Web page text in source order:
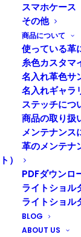
スマホケース
その他
商品について
使っている革
糸色カスタマ
名入れ革色サ
名入れギャラ
ステッチにつ
商品の取り扱
メンテナンス
革のメンテ
ト）
PDFダウンロ
ライトショル
ライトショル
BLOG
ABOUT US
真鍮の金属パ
を使ったキー
余裕があるサ
ループやカバ
た、プレゼン
ご利用いただ
ンプによる名